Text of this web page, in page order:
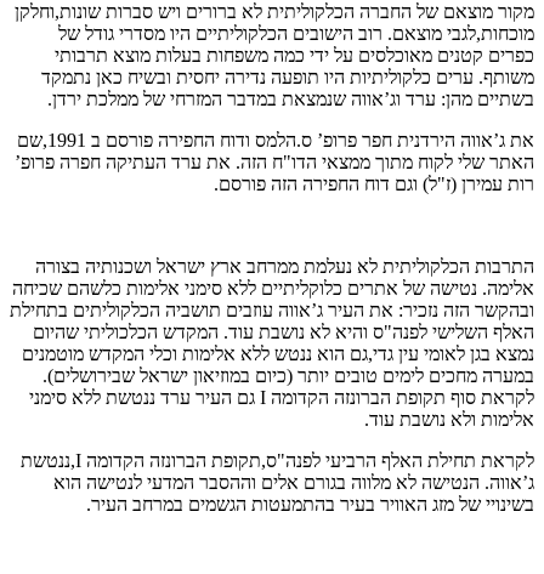
מקור מוצאם של החברה הכלקוליתית לא ברורים ויש סברות שונות,וחלקן
מוכחות,לגבי מוצאם. רוב הישובים הכלקוליתיים היו מסדרי גודל של
כפרים קטנים מאוכלסים על ידי כמה משפחות בעלות מוצא תרבותי
משותף. ערים כלקוליתיות היו תופעה נדירה יחסית ובשיח כאן נתמקד
בשתיים מהן: ערד וג’אווה שנמצאת במדבר המזרחי של ממלכת ירדן.
את ג’אווה הירדנית חפר פרופ’ ס.הלמס ודוח החפירה פורסם ב 1991,שם
האתר שלי לקוח מתוך ממצאי הדו"ח הזה. את ערד העתיקה חפרה פרופ’
רות עמירן (ז"ל) וגם דוח החפירה הזה פורסם.
התרבות הכלקוליתית לא נעלמת ממרחב ארץ ישראל ושכנותיה בצורה
אלימה. נטישה של אתרים כלוקליתיים ללא סימני אלימות כלשהם שכיחה
ובהקשר הזה נזכיר: את העיר ג’אווה עוזבים תושביה הכלקוליתים בתחילת
האלף השלישי לפנה"ס והיא לא נושבת עוד. המקדש הכלכוליתי שהיום
נמצא בגן לאומי עין גדי,גם הוא ננטש ללא אלימות וכלי המקדש מוטמנים
במערה מחכים לימים טובים יותר (כיום במוזיאון ישראל שבירושלים).
לקראת סוף תקופת הברונזה הקדומה I גם העיר ערד ננטשת ללא סימני
אלימות ולא נושבת עוד.
לקראת תחילת האלף הרביעי לפנה"ס,תקופת הברונזה הקדומה I,ננטשת
ג’אווה. הנטישה לא מלווה בגורם אלים וההסבר המדעי לנטישה הוא
בשינויי של מזג האוויר בעיר בהתמעטות הגשמים במרחב העיר.